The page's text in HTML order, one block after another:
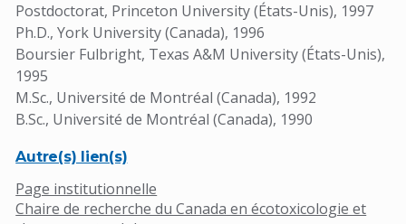
Postdoctorat, Princeton University (États-Unis), 1997
Ph.D., York University (Canada), 1996
Boursier Fulbright, Texas A&M University (États-Unis),
1995
M.Sc., Université de Montréal (Canada), 1992
B.Sc., Université de Montréal (Canada), 1990
Autre(s) lien(s)
Page institutionnelle
Chaire de recherche du Canada en écotoxicologie et